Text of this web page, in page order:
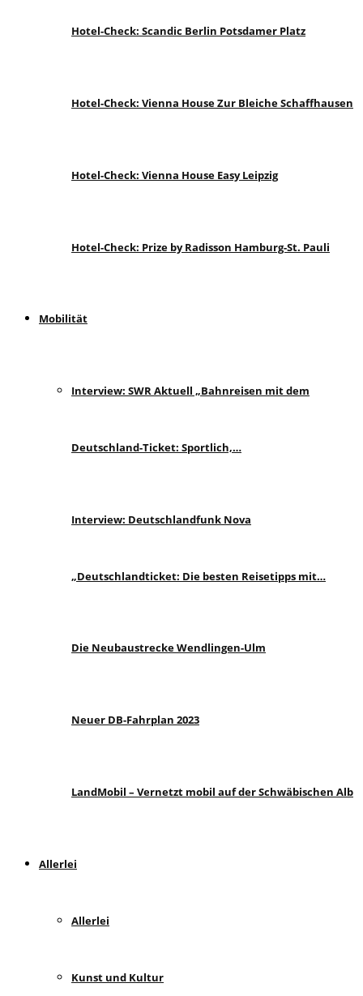
Hotel-Check: Scandic Berlin Potsdamer Platz
Hotel-Check: Vienna House Zur Bleiche Schaffhausen
Hotel-Check: Vienna House Easy Leipzig
Hotel-Check: Prize by Radisson Hamburg-St. Pauli
Mobilität
Interview: SWR Aktuell „Bahnreisen mit dem
Deutschland-Ticket: Sportlich,…
Interview: Deutschlandfunk Nova
„Deutschlandticket: Die besten Reisetipps mit…
Die Neubaustrecke Wendlingen-Ulm
Neuer DB-Fahrplan 2023
LandMobil – Vernetzt mobil auf der Schwäbischen Alb
Allerlei
Allerlei
Kunst und Kultur